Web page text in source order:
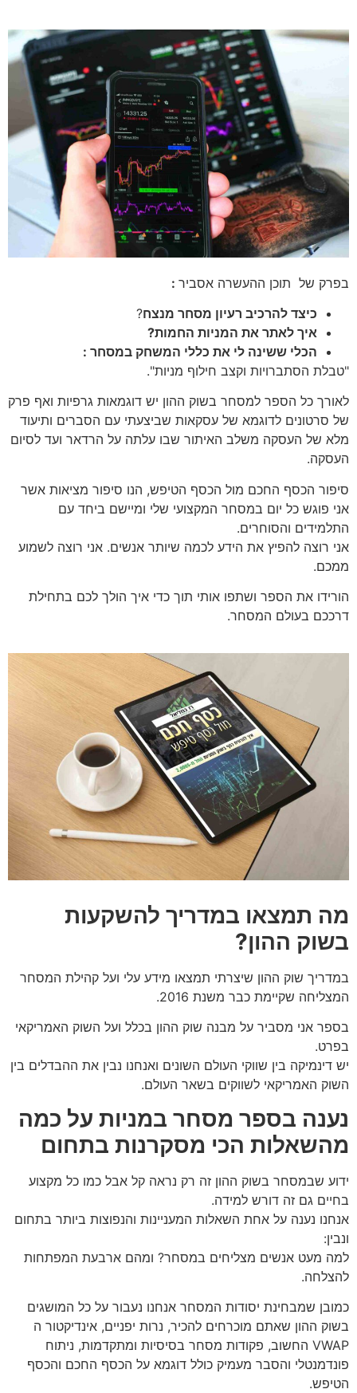
בפרק של תוכן ההעשרה אסביר :
כיצד להרכיב רעיון מסחר מנצח?
איך לאתר את המניות החמות?
הכלי ששינה לי את כללי המשחק במסחר :
"טבלת הסתברויות וקצב חילוף מניות".
לאורך כל הספר למסחר בשוק ההון יש דוגמאות גרפיות ואף פרק
של סרטונים לדוגמא של עסקאות שביצעתי עם הסברים ותיעוד
מלא של העסקה משלב האיתור שבו עלתה על הרדאר ועד לסיום
העסקה.
סיפור הכסף החכם מול הכסף הטיפש, הנו סיפור מציאות אשר
אני פוגש כל יום במסחר המקצועי שלי ומיישם ביחד עם
התלמידים והסוחרים.
אני רוצה להפיץ את הידע לכמה שיותר אנשים. אני רוצה לשמוע
ממכם.
הורידו את הספר ושתפו אותי תוך כדי איך הולך לכם בתחילת
דרככם בעולם המסחר.
מה תמצאו במדריך להשקעות
בשוק ההון?
במדריך שוק ההון שיצרתי תמצאו מידע עלי ועל קהילת המסחר
המצליחה שקיימת כבר משנת 2016.
בספר אני מסביר על מבנה שוק ההון בכלל ועל השוק האמריקאי
בפרט.
יש דינמיקה בין שווקי העולם השונים ואנחנו נבין את ההבדלים בין
השוק האמריקאי לשווקים בשאר העולם.
נענה בספר מסחר במניות על כמה
מהשאלות הכי מסקרנות בתחום
ידוע שבמסחר בשוק ההון זה רק נראה קל אבל כמו כל מקצוע
בחיים גם זה דורש למידה.
אנחנו נענה על אחת השאלות המעניינות והנפוצות ביותר בתחום
ונבין:
למה מעט אנשים מצליחים במסחר? ומהם ארבעת המפתחות
להצלחה.
כמובן שמבחינת יסודות המסחר אנחנו נעבור על כל המושגים
בשוק ההון שאתם מוכרחים להכיר, נרות יפניים, אינדיקטור ה
VWAP החשוב, פקודות מסחר בסיסיות ומתקדמות, ניתוח
פונדמנטלי והסבר מעמיק כולל דוגמא על הכסף החכם והכסף
הטיפש.